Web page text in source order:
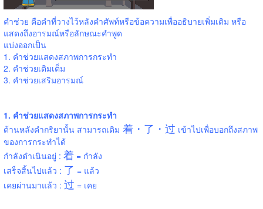
คำช่วย คือคำที่วางไว้หลังคำศัพท์หรือข้อความเพื่ออธิบายเพิ่มเติม หรือ
แสดงถึงอารมณ์หรือลักษณะคำพูด
แบ่งออกเป็น
1. คำช่วยแสดงสภาพการกระทำ
2. คำช่วยเติมเต็ม
3. คำช่วยเสริมอารมณ์
1. คำช่วยแสดงสภาพการกระทำ
ด้านหลังคำกริยานั้น สามารถเติม 着・了・过 เข้าไปเพื่อบอกถึงสภาพ
ของการกระทำได้
กำลังดำเนินอยู่ : 着 = กำลัง
เสร็จสิ้นไปแล้ว : 了 = แล้ว
เคยผ่านมาแล้ว : 过 = เคย